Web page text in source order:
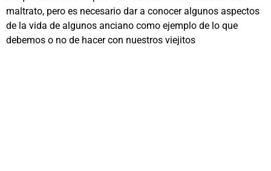
maltrato, pero es necesario dar a conocer algunos aspectos
de la vida de algunos anciano como ejemplo de lo que
debemos o no de hacer con nuestros viejitos